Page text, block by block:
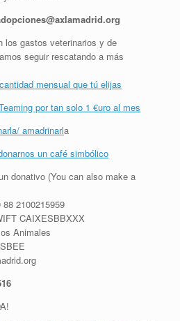
los gastos veterinarios y de
seguir rescatando a más
mensual que tú elijas
por tan solo 1 €uro al mes
amadrinarla
un café simbólico
donativo (You can also make a
2100215959
CAIXESBBXXX
Animales